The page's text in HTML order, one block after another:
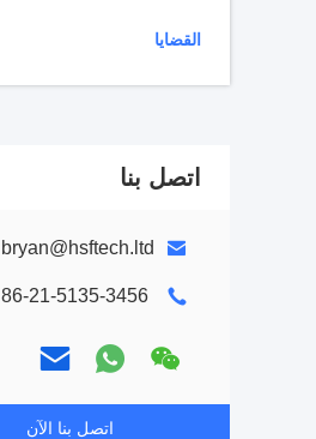
القضايا
اتصل بنا
bryan@hsftech.ltd
86-21-5135-3456
اتصل بنا الآن